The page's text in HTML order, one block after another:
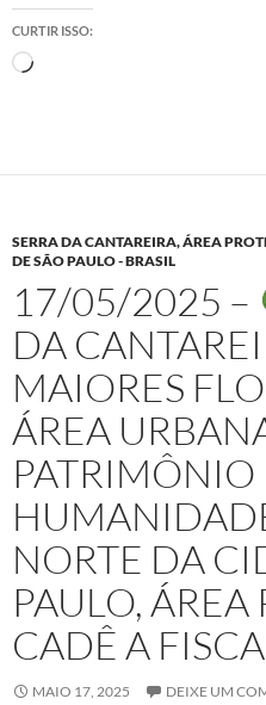
CURTIR ISSO:
Carregando...
SERRA DA CANTAREIRA, ÁREA
DE SÃO PAULO - BRASIL
17/05/2025 –
DA
MAIORES
ÁREA
PATRIMÔNIO
NORTE DA
PAULO,
CADÊ A
MAIO 17, 2025 DEIXE UM